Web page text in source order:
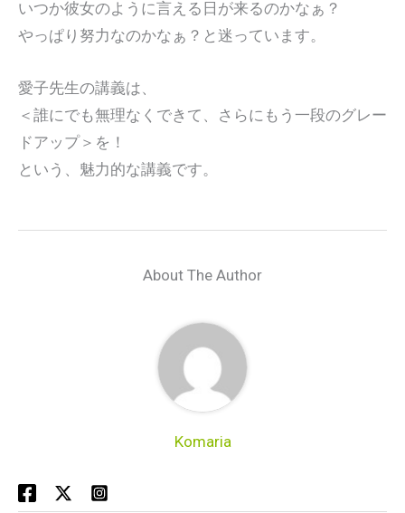
いつか彼女のように言える日が来るのかなぁ？
やっぱり努力なのかなぁ？と迷っています。
愛子先生の講義は、
＜誰にでも無理なくできて、さらにもう一段のグレー
ドアップ＞を！
という、魅力的な講義です。
About The Author
Komaria